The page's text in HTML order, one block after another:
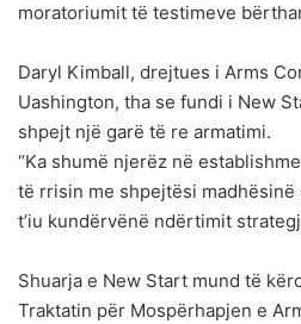
moratoriumit të testimeve
Daryl Kimball, drejtues i Arms
Uashington, tha se fundi i New
shpejt një garë të re armatimi.
“Ka shumë njerëz në
të rrisin me shpejtësi
t’iu kundërvënë ndërtimit
Shuarja e New Start mund të
Traktatin për Mospërhapjen e